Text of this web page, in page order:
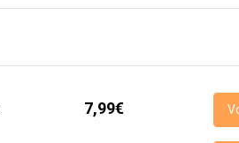
7,99€